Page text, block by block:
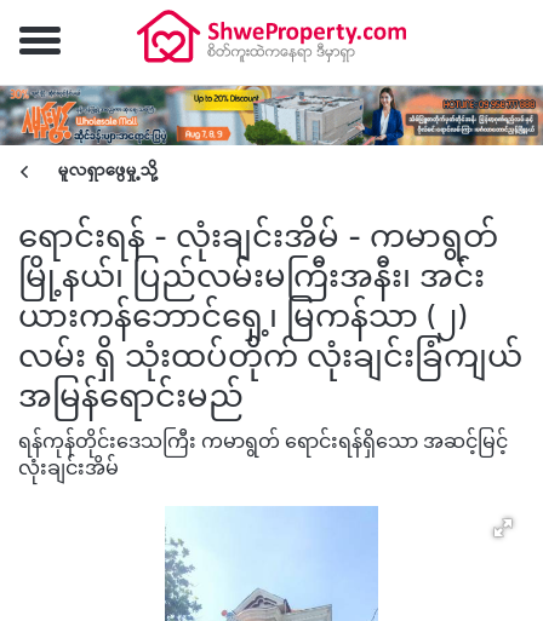
ရောင်းရန် - လုံးချင်းအိမ် - ကမာရွတ်
မြို့နယ်၊ ပြည်လမ်းမကြီးအနီး၊ အင်း
ယားကန်ဘောင်ရှေ့၊ မြကန်သာ (၂)
လမ်း ရှိ သုံးထပ်တိုက် လုံးချင်းခြံကျယ်
အမြန်ရောင်းမည်
ရန်ကုန်တိုင်းဒေသကြီး ကမာရွတ် ရောင်းရန်ရှိသော အဆင့်မြင့်
လုံးချင်းအိမ်
မူလရှာဖွေမှု့သို့